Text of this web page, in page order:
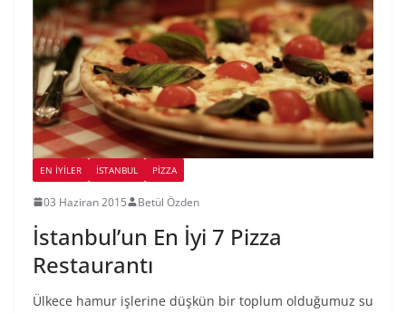
EN İYILER İSTANBUL PIZZA
03 Haziran 2015 Betül Özden
İstanbul’un En İyi 7 Pizza
Restaurantı
Ülkece hamur işlerine düşkün bir toplum olduğumuz su